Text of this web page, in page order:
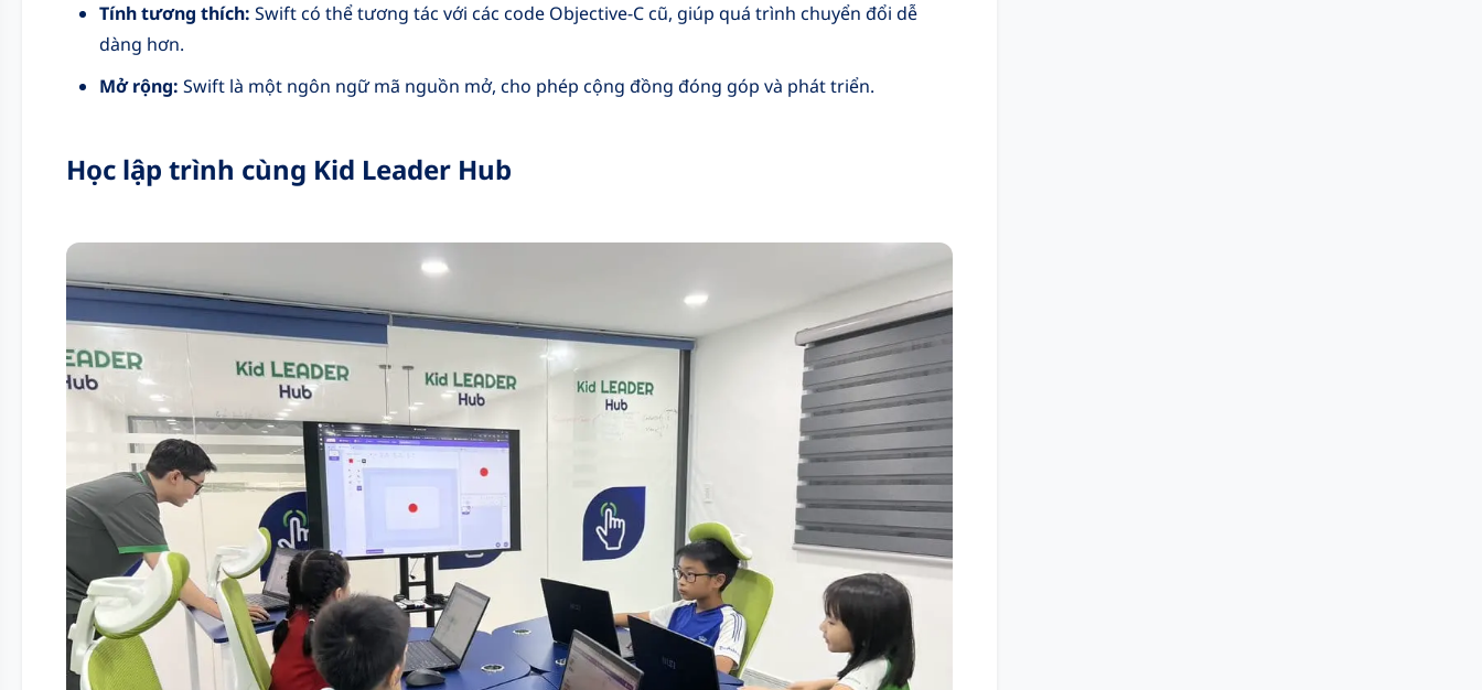
Tính tương thích: Swift có thể tương tác với các code Objective-C cũ, giúp quá trình chuyển đổi dễ
dàng hơn.
Mở rộng: Swift là một ngôn ngữ mã nguồn mở, cho phép cộng đồng đóng góp và phát triển.
Học lập trình cùng Kid Leader Hub